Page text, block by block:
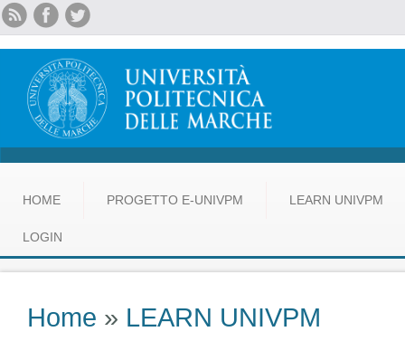
HOME PROGETTO E-UNIVPM LEARN UNIVPM
LOGIN
Tu sei qui
Home » LEARN UNIVPM